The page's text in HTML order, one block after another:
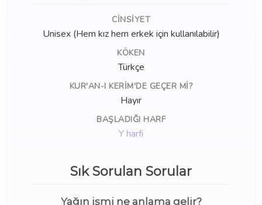
CINSIYET
Unisex (Hem kız hem erkek için kullanılabilir)
KÖKEN
Türkçe
KUR'AN-I KERIM'DE GEÇER MI?
Hayır
BAŞLADIĞI HARF
Y harfi
Sık Sorulan Sorular
Yağın ismi ne anlama gelir?